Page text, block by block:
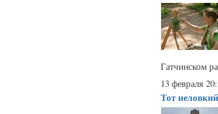
Гатчинском
13 февраля
Тот